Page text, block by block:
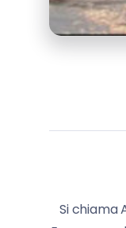
Si chiama